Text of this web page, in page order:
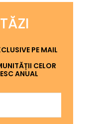
PE MAIL
CELOR
ANUAL